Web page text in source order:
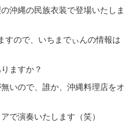
沖縄の民族衣装で登場いたしま
すので、いちまでぃんの情報は
ますか？
いので、誰か、沖縄料理店をオ
で演奏いたします（笑）